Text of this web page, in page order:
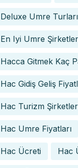
Deluxe Umre Turları
En Iyi Umre
Hacca Gitmek Kaç
Hac Gidiş Geliş
Hac Turizm
Hac Umre Fiyatları
Hac Ücreti Hac